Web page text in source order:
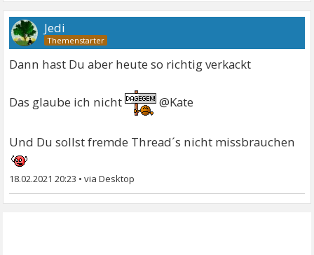
Jedi
Dann hast Du aber heute so richtig verkackt
Das glaube ich nicht @Kate
Und Du sollst fremde Thread´s nicht missbrauchen
18.02.2021 20:23 •